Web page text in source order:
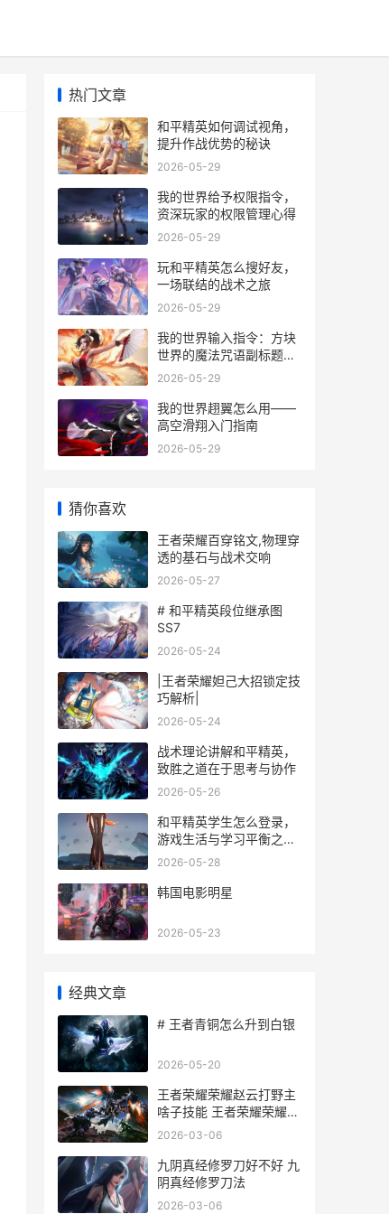
热门文章
和平精英如何调试视角，
提升作战优势的秘诀
2026-05-29
我的世界给予权限指令，
资深玩家的权限管理心得
2026-05-29
玩和平精英怎么搜好友，
一场联结的战术之旅
2026-05-29
我的世界输入指令：方块
世界的魔法咒语副标题：
资深玩家的指令交响曲
2026-05-29
我的世界趐翼怎么用——
高空滑翔入门指南
2026-05-29
猜你喜欢
王者荣耀百穿铭文,物理穿
透的基石与战术交响
2026-05-27
# 和平精英段位继承图
SS7
2026-05-24
|王者荣耀妲己大招锁定技
巧解析|
2026-05-24
战术理论讲解和平精英，
致胜之道在于思考与协作
2026-05-26
和平精英学生怎么登录，
游戏生活与学习平衡之道
副标题
2026-05-28
韩国电影明星
2026-05-23
经典文章
# 王者青铜怎么升到白银
2026-05-20
王者荣耀荣耀赵云打野主
啥子技能 王者荣耀荣耀赵
云称号怎么获得
2026-03-06
九阴真经修罗刀好不好 九
阴真经修罗刀法
2026-03-06